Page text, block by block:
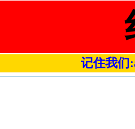
记住我们